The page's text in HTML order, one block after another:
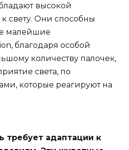
высокой
свету. Они способны
малейшие
благодаря особой
количеству палочек,
света, по
которые реагируют на
требует адаптации к